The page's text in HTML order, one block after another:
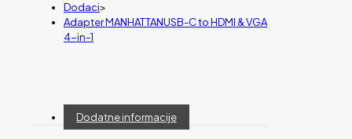
Dodaci>
Adapter MANHATTANUSB-C to HDMI & VGA
4-in-1
Dodatne informacije